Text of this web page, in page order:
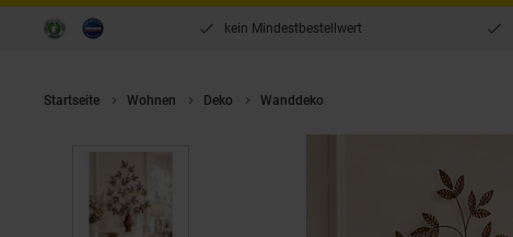
kein Mindestbestellwert
Startseite Wohnen Deko Wanddeko